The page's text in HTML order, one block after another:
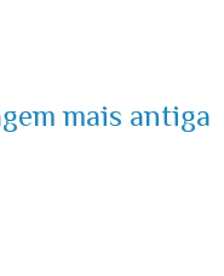
mais antiga